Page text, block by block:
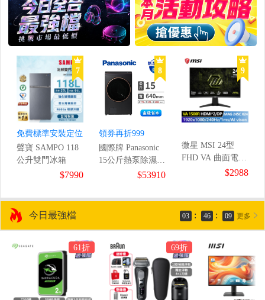
7
免費標準安裝定位
聲寶 SAMPO 118
公升雙門冰箱
$7990
8
領券再折999
國際牌 Panasonic
15公斤熱泵除濕式
滾筒洗衣機$53910
9
微星 MSI 24型
FHD VA 曲面電競
$2988
今日最強檔 03 : 46 : 07 更多
61折 69折